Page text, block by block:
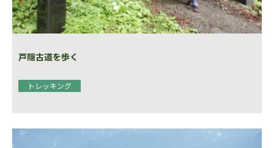
戸隠古道を歩く
トレッキング